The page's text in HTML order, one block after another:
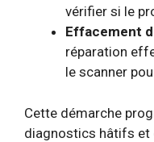
vérifier si le
Effacement
réparation
le scanner
Cette démarche
diagnostics hâtifs et